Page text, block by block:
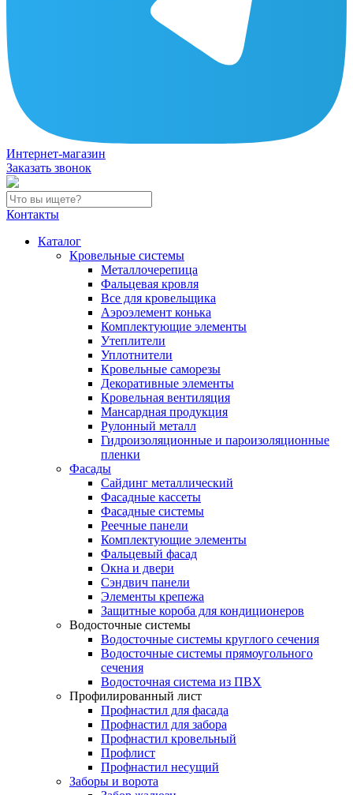
Интернет-магазин
Заказать звонок
Контакты
Каталог
Кровельные системы
Металлочерепица
Фальцевая кровля
Все для кровельщика
Аэроэлемент конька
Комплектующие элементы
Утеплители
Уплотнители
Кровельные саморезы
Декоративные элементы
Кровельная вентиляция
Мансардная продукция
Рулонный металл
Гидроизоляционные и пароизоляционные
пленки
Фасады
Сайдинг металлический
Фасадные кассеты
Фасадные системы
Реечные панели
Комплектующие элементы
Фальцевый фасад
Окна и двери
Сэндвич панели
Элементы крепежа
Защитные короба для кондиционеров
Водосточные системы
Водосточные системы круглого сечения
Водосточные системы прямоугольного
сечения
Водосточная система из ПВХ
Профилированный лист
Профнастил для фасада
Профнастил для забора
Профнастил кровельный
Профлист
Профнастил несущий
Заборы и ворота